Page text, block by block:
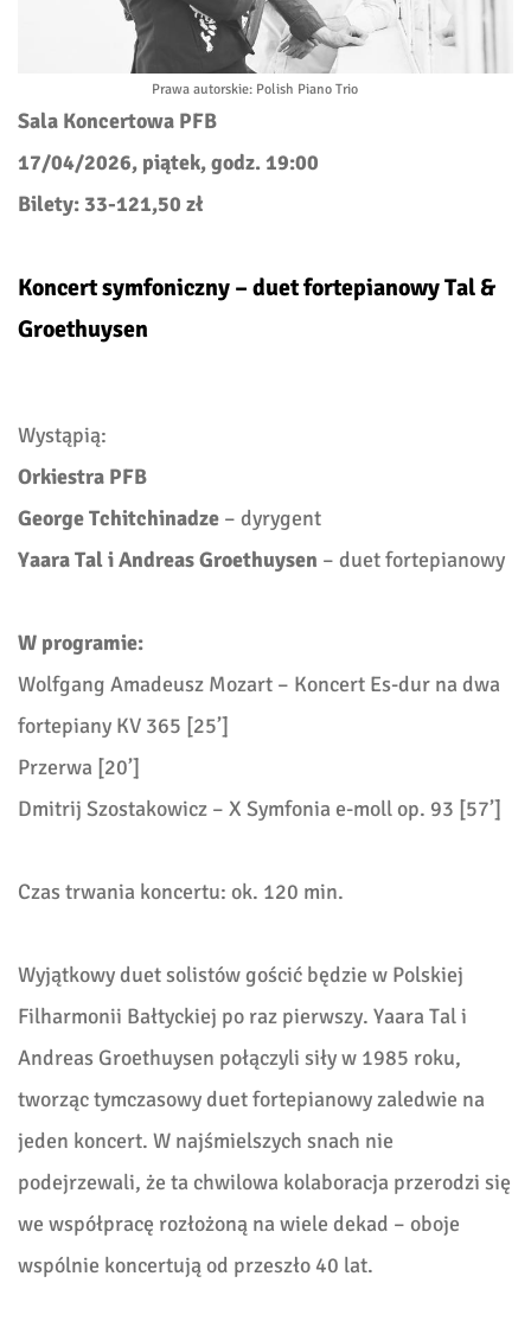
Prawa autorskie: Polish Piano Trio
Sala Koncertowa PFB
17/04/2026, piątek, godz. 19:00
Bilety: 33-121,50 zł
Koncert symfoniczny – duet fortepianowy Tal &
Groethuysen
Wystąpią:
Orkiestra PFB
George Tchitchinadze – dyrygent
Yaara Tal i Andreas Groethuysen – duet fortepianowy
W programie:
Wolfgang Amadeusz Mozart – Koncert Es-dur na dwa
fortepiany KV 365 [25’]
Przerwa [20’]
Dmitrij Szostakowicz – X Symfonia e-moll op. 93 [57’]
Czas trwania koncertu: ok. 120 min.
Wyjątkowy duet solistów gościć będzie w Polskiej
Filharmonii Bałtyckiej po raz pierwszy. Yaara Tal i
Andreas Groethuysen połączyli siły w 1985 roku,
tworząc tymczasowy duet fortepianowy zaledwie na
jeden koncert. W najśmielszych snach nie
podejrzewali, że ta chwilowa kolaboracja przerodzi się
we współpracę rozłożoną na wiele dekad – oboje
wspólnie koncertują od przeszło 40 lat.